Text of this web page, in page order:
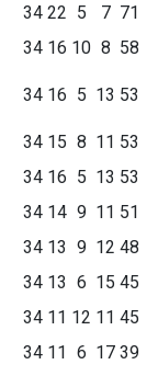
34 22 5 7 71
34 16 10 8 58
34 16 5 13 53
34 15 8 11 53
34 16 5 13 53
34 14 9 11 51
34 13 9 12 48
34 13 6 15 45
34 11 12 11 45
34 11 6 17 39